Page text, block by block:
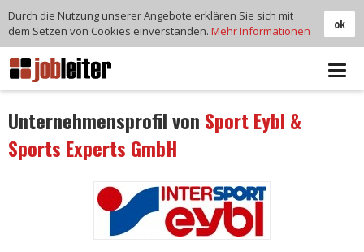
Unternehmensprofil von Sport Eybl &
Sports Experts GmbH
ok
Durch die Nutzung unserer Angebote erklären Sie sich mit
dem Setzen von Cookies einverstanden. Mehr Informationen